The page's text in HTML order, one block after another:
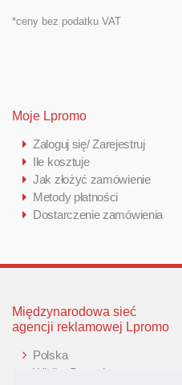
*ceny bez podatku VAT
Moje Lpromo
Zaloguj się/ Zarejestruj
Ile kosztuje
Jak złożyć zamówienie
Metody płatności
Dostarczenie zamówienia
Międzynarodowa sieć
agencji reklamowej Lpromo
Polska
Wielka Brytania